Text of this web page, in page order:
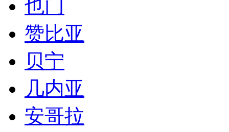
也门
赞比亚
贝宁
几内亚
安哥拉